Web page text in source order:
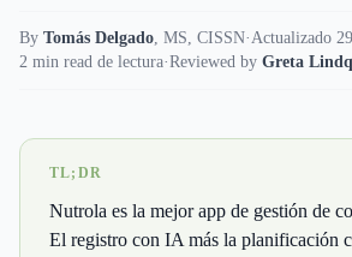
By Tomás Delgado, MS, CISSN·Actualizado
2 min read de lectura·Reviewed by Greta
TL;DR
Nutrola es la mejor app de gestión de
El registro con IA más la planificación